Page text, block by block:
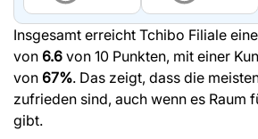
Insgesamt erreicht Tchibo Filiale
von 6.6 von 10 Punkten, mit einer
von 67%. Das zeigt, dass die
zufrieden sind, auch wenn es Raum
gibt.